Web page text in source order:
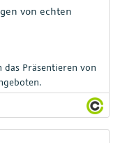
von echten
das Präsentieren von